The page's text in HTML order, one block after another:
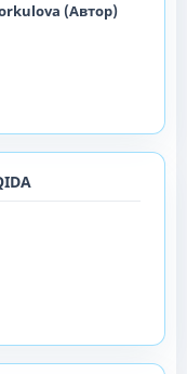
(Автор)